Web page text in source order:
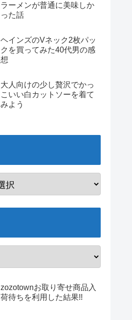
ラーメンが普通に美味しか
った話
ヘインズのVネック2枚パッ
クを買ってみた40代男の感
想
大人向けの少し贅沢でかっ
こいい白カットソーを着て
みよう
zozotownお取り寄せ商品入
荷待ちを利用した結果!!